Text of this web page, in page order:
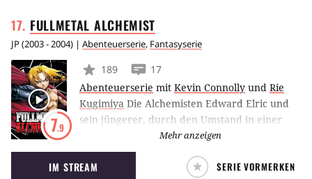
FULLMETAL ALCHEMIST
JP(2003 - 2004) | Abenteuerserie, Fantasyserie
7.9
189
17
Abenteuerserie mit Kevin Connolly und Rie
Kugimiya Die Alchemisten Edward Elric und
sein jüngerer, durch den Umstand in einer
Rüstung zu stecken, jedoch größerer Bruder
Alphonse suchen nach dem Stein der Weisen
und reisen dafür durch eine Welt, in der das
Mehr anzeigen
IM STREAM SERIE VORMERKEN